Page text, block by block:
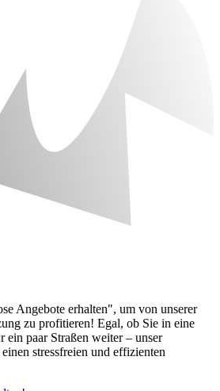
Angebote erhalten", um von unserer
zu profitieren! Egal, ob Sie in eine
ein paar Straßen weiter – unser
stressfreien und effizienten